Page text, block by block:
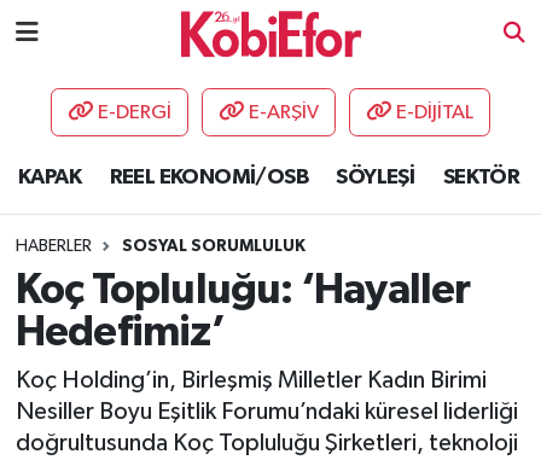
E-DERGİ E-ARŞİV E-DİJİTAL
KAPAK REEL EKONOMİ/OSB SÖYLEŞİ SEKTÖR
HABERLER SOSYAL SORUMLULUK
Koç Topluluğu: ‘Hayaller
Hedefimiz’
Koç Holding’in, Birleşmiş Milletler Kadın Birimi
Nesiller Boyu Eşitlik Forumu’ndaki küresel liderliği
doğrultusunda Koç Topluluğu Şirketleri, teknoloji
AKADEMİ
DESTEK-TEŞVİK
ETKİNLİK
GÜNCEL
HABERLER